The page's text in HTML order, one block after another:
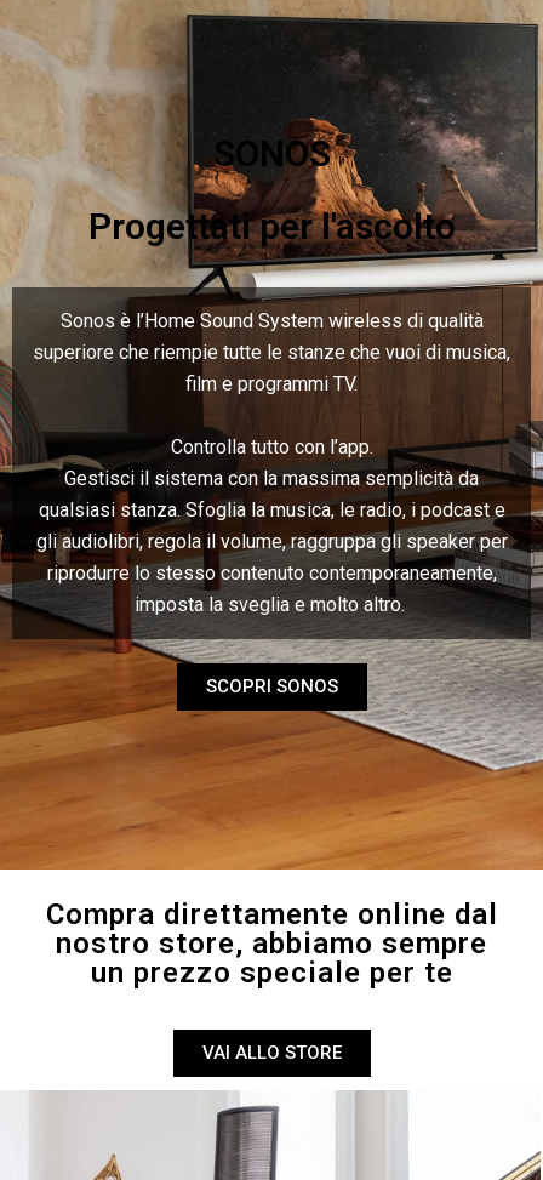
SONOS
Progettati per l'ascolto
Sonos è l’Home Sound System wireless di qualità
superiore che riempie tutte le stanze che vuoi di musica,
film e programmi TV.
Controlla tutto con l’app.
Gestisci il sistema con la massima semplicità da
qualsiasi stanza. Sfoglia la musica, le radio, i podcast e
gli audiolibri, regola il volume, raggruppa gli speaker per
riprodurre lo stesso contenuto contemporaneamente,
imposta la sveglia e molto altro.
SCOPRI SONOS
Compra direttamente online dal
nostro store, abbiamo sempre
un prezzo speciale per te
VAI ALLO STORE